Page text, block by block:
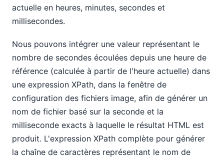
actuelle en heures, minutes, secondes et
millisecondes.
Nous pouvons intégrer une valeur représentant le
nombre de secondes écoulées depuis une heure de
référence (calculée à partir de l'heure actuelle) dans
une expression XPath, dans la fenêtre de
configuration des fichiers image, afin de générer un
nom de fichier basé sur la seconde et la
milliseconde exacts à laquelle le résultat HTML est
produit. L'expression XPath complète pour générer
la chaîne de caractères représentant le nom de